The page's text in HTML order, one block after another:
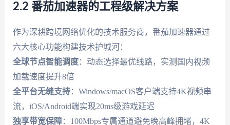
2.2 番茄加速器的工程级解决方案
作为深耕跨境网络优化的技术服务商，番茄加速器通过
六大核心功能构建技术护城河：
全球节点智能调度：动态选择最优线路，实测国内视频
加载速度提升8倍
全平台无缝支持：Windows/macOS客户端支持4K视频串
流，iOS/Android端实现20ms级游戏延迟
独享带宽保障：100Mbps专属通道避免晚高峰拥堵，4K